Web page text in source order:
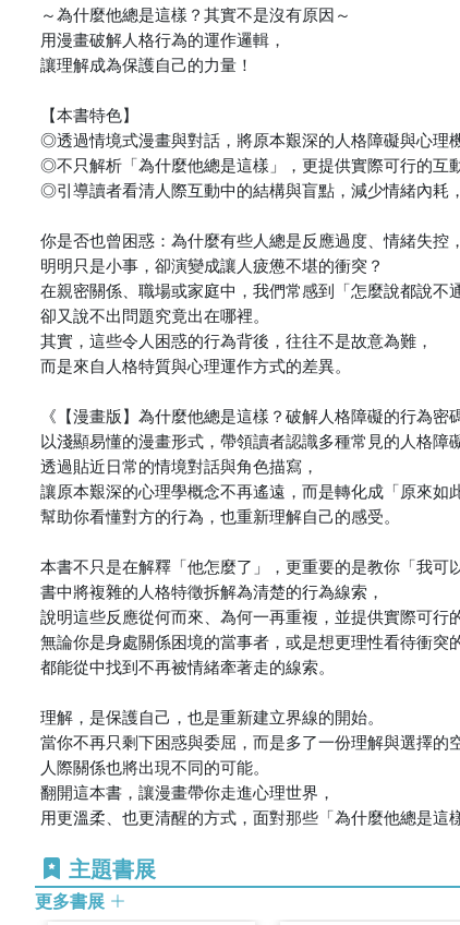
～為什麼他總是這樣？其實不是沒有原因～
用漫畫破解人格行為的運作邏輯，
讓理解成為保護自己的力量！
【本書特色】
◎透過情境式漫畫與對話，將原本艱深的人格障礙與心理
◎不只解析「為什麼他總是這樣」，更提供實際可行的互
◎引導讀者看清人際互動中的結構與盲點，減少情緒內耗
你是否也曾困惑：為什麼有些人總是反應過度、情緒失控，
明明只是小事，卻演變成讓人疲憊不堪的衝突？
在親密關係、職場或家庭中，我們常感到「怎麼說都說不
卻又說不出問題究竟出在哪裡。
其實，這些令人困惑的行為背後，往往不是故意為難，
而是來自人格特質與心理運作方式的差異。
《【漫畫版】為什麼他總是這樣？破解人格障礙的行為密
以淺顯易懂的漫畫形式，帶領讀者認識多種常見的人格障
透過貼近日常的情境對話與角色描寫，
讓原本艱深的心理學概念不再遙遠，而是轉化成「原來如
幫助你看懂對方的行為，也重新理解自己的感受。
本書不只是在解釋「他怎麼了」，更重要的是教你「我可
書中將複雜的人格特徵拆解為清楚的行為線索，
說明這些反應從何而來、為何一再重複，並提供實際可行
無論你是身處關係困境的當事者，或是想更理性看待衝突
都能從中找到不再被情緒牽著走的線索。
理解，是保護自己，也是重新建立界線的開始。
當你不再只剩下困惑與委屈，而是多了一份理解與選擇的
人際關係也將出現不同的可能。
翻開這本書，讓漫畫帶你走進心理世界，
用更溫柔、也更清醒的方式，面對那些「為什麼他總是這
主題書展
更多書展